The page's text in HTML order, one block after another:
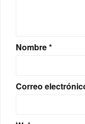
Nombre*
Correo